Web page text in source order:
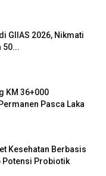
GIIAS 2026, Nikmati
50...
KM 36+000
Pasca Laka
Kesehatan Berbasis
Potensi Probiotik